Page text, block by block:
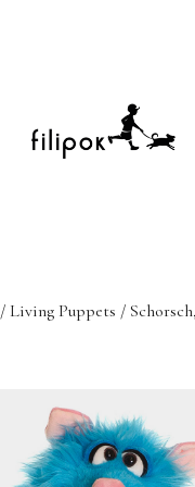
Sommermarkt
New In
Wigiwama
Accessoires
/ Living Puppets /